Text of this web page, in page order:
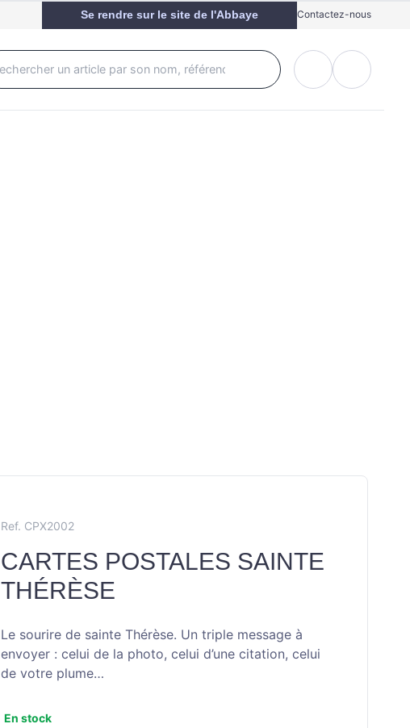
Se rendre sur le site de l'Abbaye Contactez-nous
Ref. CPX2002
CARTES POSTALES SAINTE
THÉRÈSE
Le sourire de sainte Thérèse. Un triple message à
envoyer : celui de la photo, celui d’une citation, celui
de votre plume…
En stock